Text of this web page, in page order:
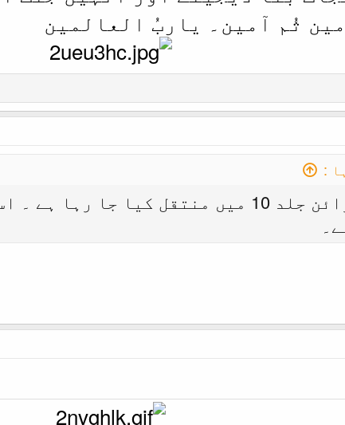
ثُم آمین۔ یاربُ العالمین
:
آپکی اس پوسٹ کو خزائن جلد 10 میں منتقل